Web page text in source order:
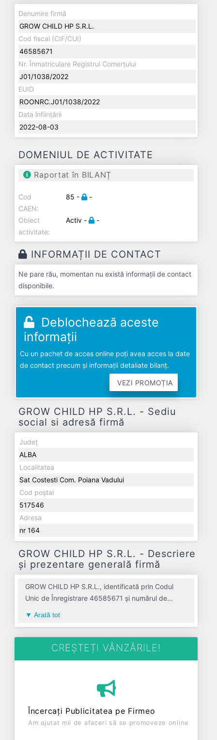
Denumire firmă
GROW CHILD HP S.R.L.
Cod fiscal (CIF/CUI)
46585671
Nr. Înmatriculare Registrul Comerțului
J01/1038/2022
EUID
ROONRC.J01/1038/2022
Data înființării
2022-08-03
DOMENIUL DE ACTIVITATE
Raportat în BILANȚ
Cod
CAEN:
85 - -
Obiect
activitate:
Activ - -
INFORMAȚII DE CONTACT
Ne pare rău, momentan nu există informații de contact
disponibile.
Deblochează aceste
informații
Cu un pachet de acces online poți avea acces la date
de contact precum și informații detaliate bilanț.
VEZI PROMOȚIA
GROW CHILD HP S.R.L. - Sediu
social si adresă firmă
Județ
ALBA
Localitatea
Sat Costesti Com. Poiana Vadului
Cod poștal
517546
Adresa
nr 164
GROW CHILD HP S.R.L. - Descriere
și prezentare generală firmă
GROW CHILD HP S.R.L., identificată prin Codul
Unic de Înregistrare 46585671 și numărul de
sediul social poziționat în zona de Centru a țării, în
judetul ALBA, compania aduce o contribuție
S.R.L. a fost fondată în anul 2022, având o
vechime de 4 ani. Conform ultimului bilanț,
o cifră de afaceri de 187.064 RON, gestionând
operațiunile cu un număr mediu de 1 de salariați pe
Arată tot
CREȘTEȚI VÂNZĂRILE!
Încercați Publicitatea pe Firmeo
Am ajutat mii de afaceri să se promoveze online